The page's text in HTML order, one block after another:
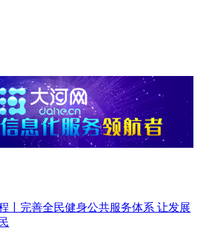
丨完善全民健身公共服务体系 让发展